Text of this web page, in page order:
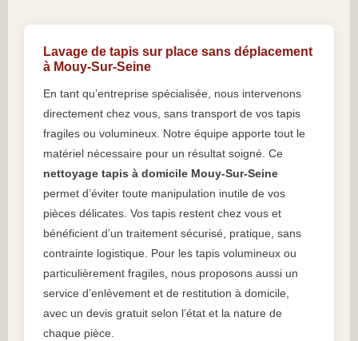
Lavage de tapis sur place sans déplacement
à Mouy-Sur-Seine
En tant qu’entreprise spécialisée, nous intervenons
directement chez vous, sans transport de vos tapis
fragiles ou volumineux. Notre équipe apporte tout le
matériel nécessaire pour un résultat soigné. Ce
nettoyage tapis à domicile Mouy-Sur-Seine
permet d’éviter toute manipulation inutile de vos
pièces délicates. Vos tapis restent chez vous et
bénéficient d’un traitement sécurisé, pratique, sans
contrainte logistique. Pour les tapis volumineux ou
particulièrement fragiles, nous proposons aussi un
service d’enlèvement et de restitution à domicile,
avec un devis gratuit selon l’état et la nature de
chaque pièce.